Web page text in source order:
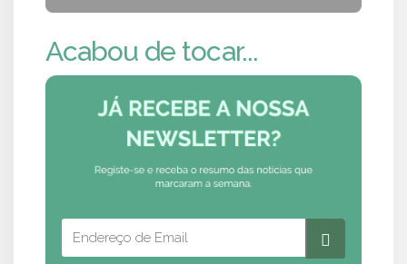
Acabou de tocar...